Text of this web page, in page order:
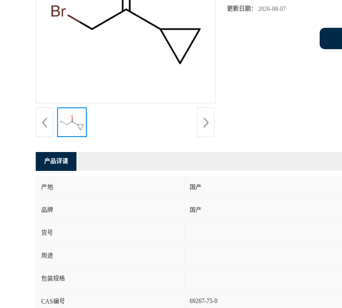
更新日期： 2026-08-07
产品详请
产地 国产
品牌 国产
货号
用途
包装规格
CAS编号 69267-75-0